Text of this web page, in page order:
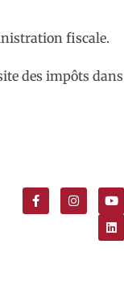
fiscale.
des impôts dans